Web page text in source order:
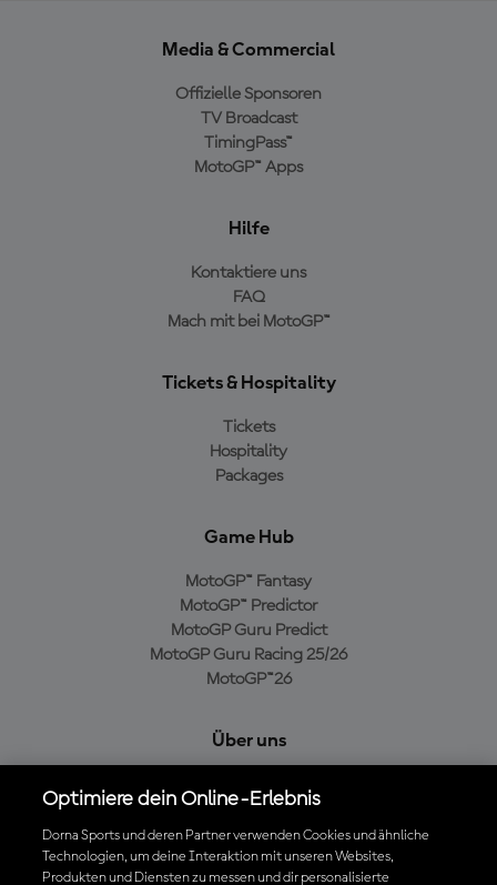
Media & Commercial
Offizielle Sponsoren
TV Broadcast
TimingPass™
MotoGP™ Apps
Hilfe
Kontaktiere uns
FAQ
Mach mit bei MotoGP™
Tickets & Hospitality
Tickets
Hospitality
Packages
Game Hub
MotoGP™ Fantasy
MotoGP™ Predictor
MotoGP Guru Predict
MotoGP Guru Racing 25/26
MotoGP™26
Über uns
Cookie-Richtlinien
Geschäftsbedingungen
Datenschutzrichtlinien
Optimiere dein Online-Erlebnis
Dorna Sports und deren Partner verwenden Cookies und ähnliche
Technologien, um deine Interaktion mit unseren Websites,
Produkten und Diensten zu messen und dir personalisierte